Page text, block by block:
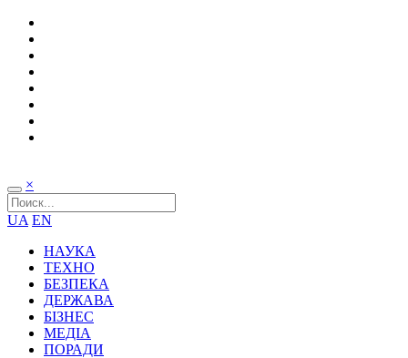
×
UA EN
НАУКА
ТЕХНО
БЕЗПЕКА
ДЕРЖАВА
БІЗНЕС
МЕДІА
ПОРАДИ